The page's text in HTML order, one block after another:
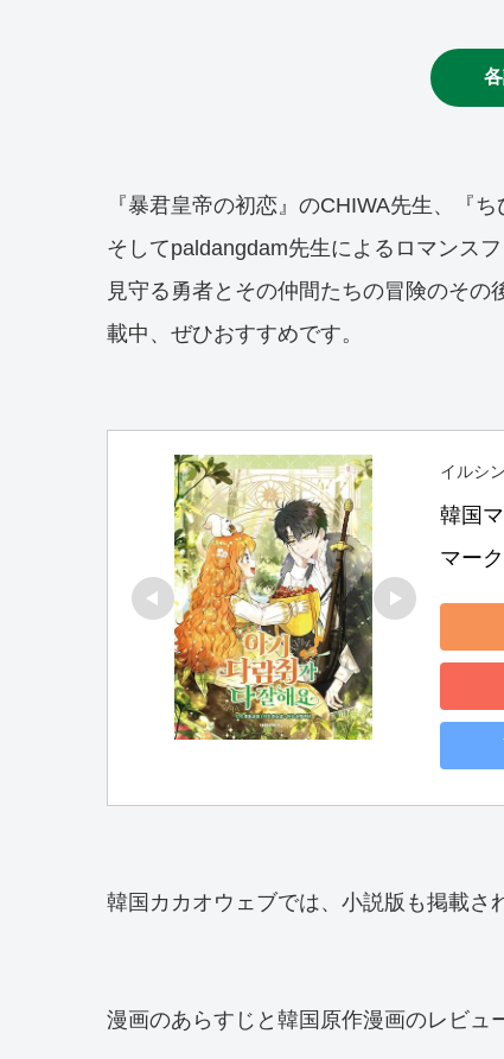
『暴君皇帝の初恋』のCHIWA先生、『
そしてpaldangdam先生によるロマンス
見守る勇者とその仲間たちの冒険のそ
載中、ぜひおすすめです。
イルシ
韓国
マー
韓国カカオウェブでは、小説版も掲載さ
漫画のあらすじと韓国原作漫画のレビュ